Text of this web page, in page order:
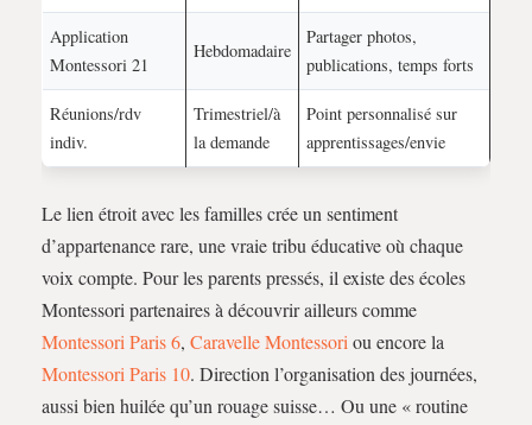
Application
Montessori 21
Hebdomadaire
Partager photos,
publications, temps forts
Réunions/rdv
indiv.
Trimestriel/à
la demande
Point personnalisé sur
apprentissages/envie
Le lien étroit avec les familles crée un sentiment
d’appartenance rare, une vraie tribu éducative où chaque
voix compte. Pour les parents pressés, il existe des écoles
Montessori partenaires à découvrir ailleurs comme
Montessori Paris 6, Caravelle Montessori ou encore la
Montessori Paris 10. Direction l’organisation des journées,
aussi bien huilée qu’un rouage suisse… Ou une « routine